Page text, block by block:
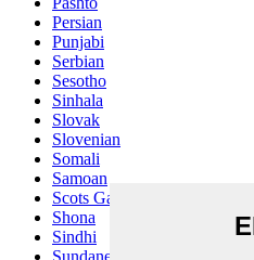
Persian
Punjabi
Serbian
Sesotho
Sinhala
Slovak
Slovenian
Somali
Samoan
Scots Gaelic
Shona
Sindhi
Sundanese